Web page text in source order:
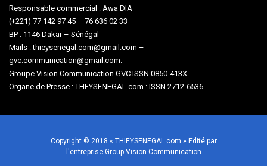
Responsable commercial : Awa DIA
(+221) 77 142 97 45 – 76 636 02 33
BP : 1146 Dakar – Sénégal
Mails : thieysenegal.com@gmail.com –
gvc.communication@gmail.com.
Groupe Vision Communication GVC ISSN 0850-413X
Organe de Presse : THEYSENEGAL.com : ISSN 2712-6536
Copyright © 2018 « THIEYSENEGAL.com » Edité par
l'entreprise Group Vision Communication